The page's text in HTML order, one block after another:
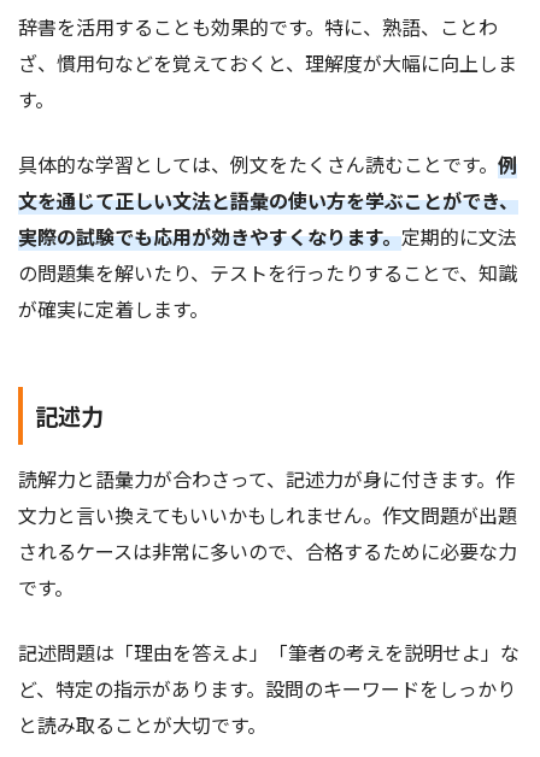
辞書を活用することも効果的です。特に、熟語、ことわ
ざ、慣用句などを覚えておくと、理解度が大幅に向上しま
す。
具体的な学習としては、例文をたくさん読むことです。 例
文を通じて正しい文法と語彙の使い方を学ぶことができ、
実際の試験でも応用が効きやすくなります。定期的に文法
の問題集を解いたり、テストを行ったりすることで、知識
が確実に定着します。
記述力
読解力と語彙力が合わさって、記述力が身に付きます。作
文力と言い換えてもいいかもしれません。作文問題が出題
されるケースは非常に多いので、合格するために必要な力
です。
記述問題は「理由を答えよ」「筆者の考えを説明せよ」な
ど、特定の指示があります。設問のキーワードをしっかり
と読み取ることが大切です。